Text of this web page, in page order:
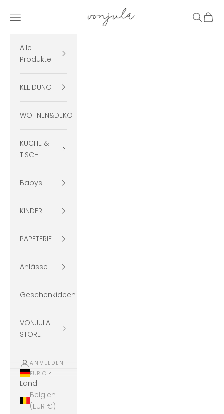
vonjula
Menü Suchen
Alle
Produkte
KLEIDUNG
WOHNEN&DEKO
KÜCHE &
TISCH
Babys
KINDER
PAPETERIE
Anlässe
Geschenkideen
VONJULA
STORE
ANMELDEN
EUR €
Land
Belgien
(EUR €)